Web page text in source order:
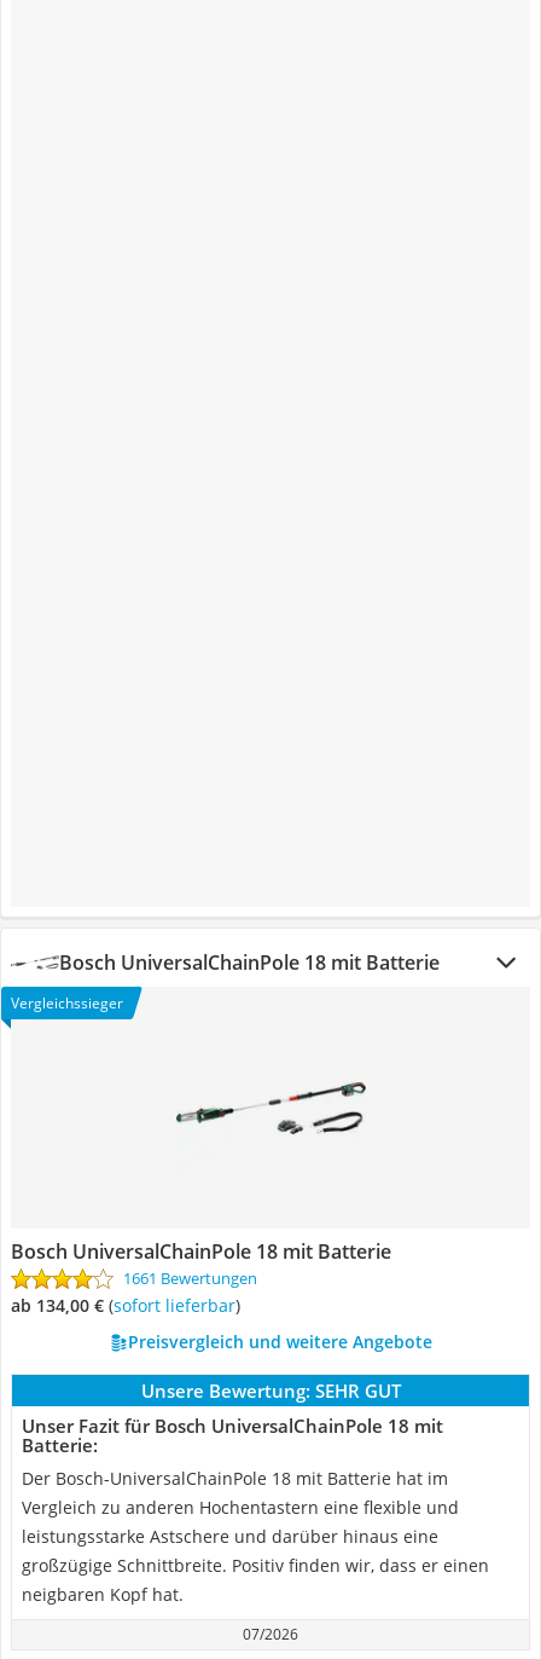
Bosch UniversalChainPole 18 mit Batterie
Vergleichssieger
Bosch UniversalChainPole 18 mit Batterie
1661 Bewertungen
ab 134,00 € ( Sofort lieferbar)
Preisvergleich und weitere Angebote
Unsere Bewertung: SEHR GUT
Unser Fazit für Bosch UniversalChainPole 18 mit
Batterie:
Der Bosch-UniversalChainPole 18 mit Batterie hat im
Vergleich zu anderen Hochentastern eine flexible und
leistungsstarke Astschere und darüber hinaus eine
großzügige Schnittbreite. Positiv finden wir, dass er einen
neigbaren Kopf hat.
07/2026